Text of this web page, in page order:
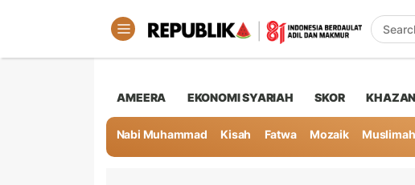
AMEERA EKONOMI SYARIAH SKOR
Nabi Muhammad Kisah Fatwa Mozaik Muslimah